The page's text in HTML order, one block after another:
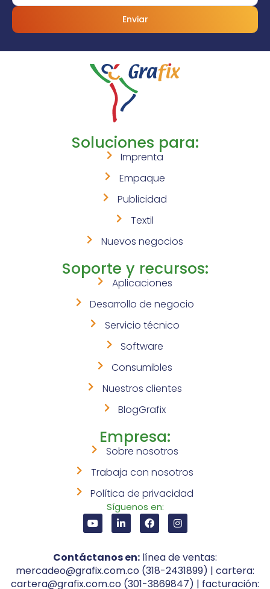
Enviar
Soluciones para:
Imprenta
Empaque
Publicidad
Textil
Nuevos negocios
Soporte y recursos:
Aplicaciones
Desarrollo de negocio
Servicio técnico
Software
Consumibles
Nuestros clientes
BlogGrafix
Empresa:
Sobre nosotros
Trabaja con nosotros
Política de privacidad
Síguenos en:
Contáctanos en: línea de ventas:
mercadeo@grafix.com.co (318-2431899) | cartera:
cartera@grafix.com.co (301-3869847) | facturación: